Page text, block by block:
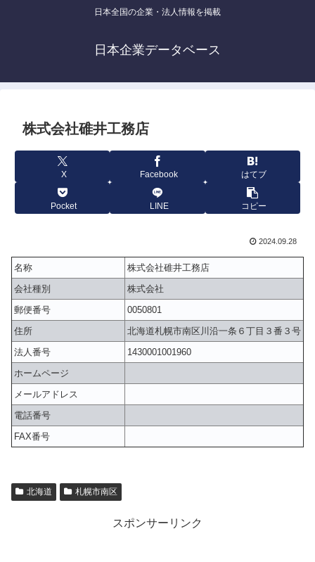
日本全国の企業・法人情報を掲載
日本企業データベース
株式会社碓井工務店
X Facebook はてブ
Pocket LINE コピー
2024.09.28
名称
株式会社碓井工務店
会社種別
株式会社
郵便番号
0050801
住所
北海道札幌市南区川沿一条６丁目３番３号
法人番号
1430001001960
ホームページ
メールアドレス
電話番号
FAX番号
北海道 札幌市南区
スポンサーリンク